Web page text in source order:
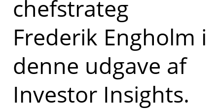
chefstrateg
Frederik Engholm i
denne udgave af
Investor Insights.